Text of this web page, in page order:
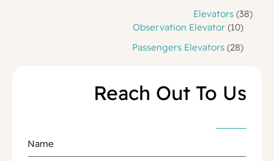
م
Elevators 383
Observation Elevator 10
1
م
ج
Passengers Elevators 282
ن
ت
Reach Out To Us